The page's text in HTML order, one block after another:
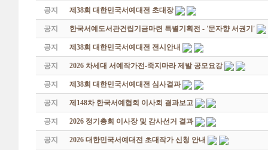
공지 제38회 대한민국서예대전 초대장
공지 한국서예도서관건립기금마련 특별기획전 - '문자향 서권기'
공지 제38회 대한민국서예대전 전시안내
공지 2026 차세대 서예작가전-죽지마라 제발 공모요강
공지 제38회 대한민국서예대전 심사결과
공지 제148차 한국서예협회 이사회 결과보고
공지 2026 정기총회 이사장 및 감사선거 결과
공지 2026 대한민국서예대전 초대작가 신청 안내